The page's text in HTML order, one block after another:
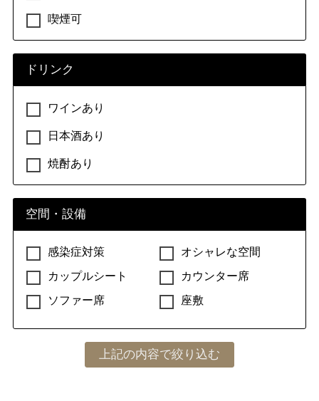
喫煙可
ドリンク
ワインあり
日本酒あり
焼酎あり
空間・設備
感染症対策
オシャレな空間
カップルシート
カウンター席
ソファー席
座敷